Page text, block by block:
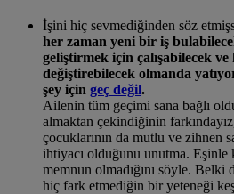
İşini hiç sevmediğinden söz
her zaman yeni bir iş
geliştirmek için çalışabilecek
değiştirebilecek olmanda
şey için geç değil.
Ailenin tüm geçimi sana bağlı
almaktan çekindiğinin
çocuklarının da mutlu ve zihnen
ihtiyacı olduğunu unutma. Eşinle
memnun olmadığını söyle. Belki
hiç fark etmediğin bir yeteneği